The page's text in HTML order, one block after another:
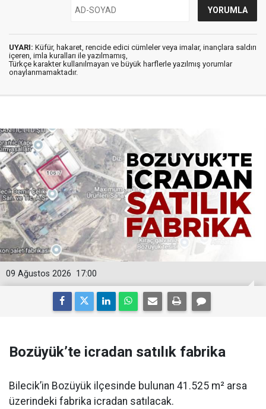
UYARI: Küfür, hakaret, rencide edici cümleler veya imalar, inançlara saldırı
içeren, imla kuralları ile yazılmamış,
Türkçe karakter kullanılmayan ve büyük harflerle yazılmış yorumlar
onaylanmamaktadır.
17:00
09 Ağustos 2026
Bozüyük’te icradan satılık fabrika
Bilecik’in Bozüyük ilçesinde bulunan 41.525 m² arsa
üzerindeki fabrika icradan satılacak.